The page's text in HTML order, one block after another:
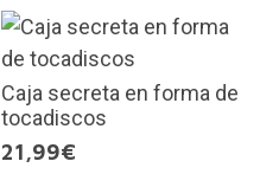
Caja secreta en forma de
tocadiscos
21,99€